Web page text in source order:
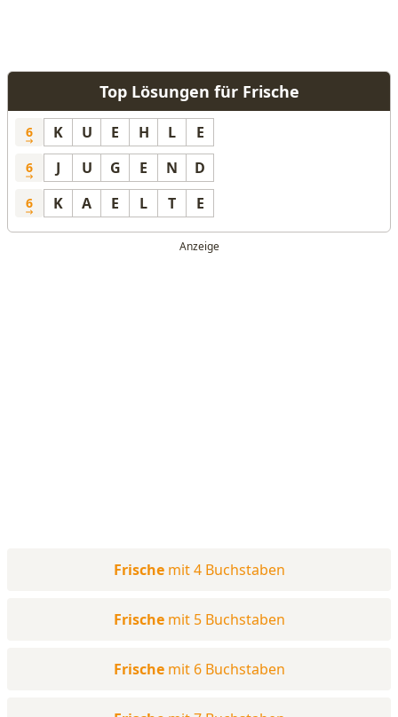
Top Lösungen für Frische
6 K U E H L E
6 J U G E N D
6 K A E L T E
Frische mit 4 Buchstaben
Frische mit 5 Buchstaben
Frische mit 6 Buchstaben